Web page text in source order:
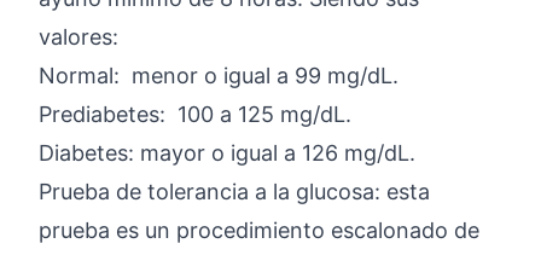
valores:
Normal: menor o igual a 99 mg/dL.
Prediabetes: 100 a 125 mg/dL.
Diabetes: mayor o igual a 126 mg/dL.
Prueba de tolerancia a la glucosa: esta
prueba es un procedimiento escalonado de